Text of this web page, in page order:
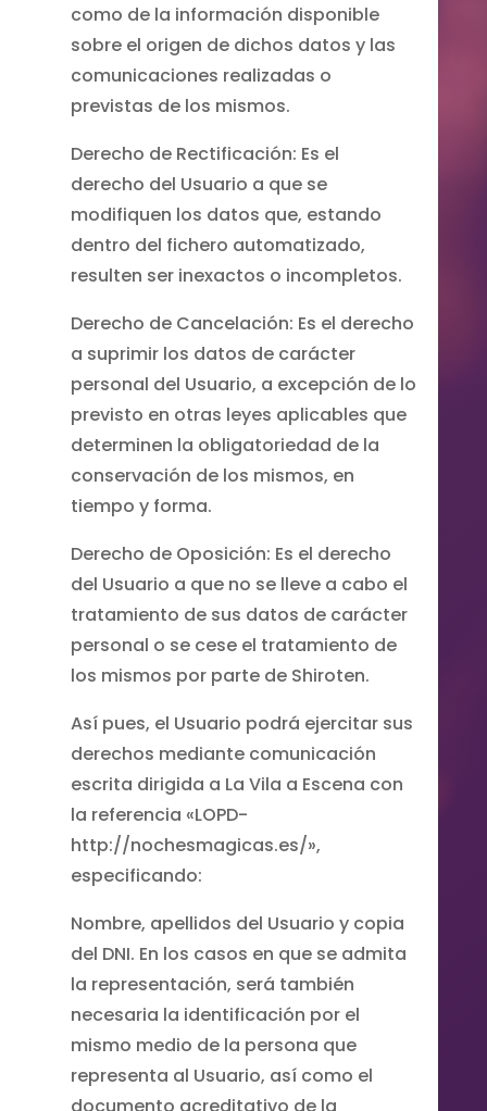
como de la información disponible
sobre el origen de dichos datos y las
comunicaciones realizadas o
previstas de los mismos.
Derecho de Rectificación: Es el
derecho del Usuario a que se
modifiquen los datos que, estando
dentro del fichero automatizado,
resulten ser inexactos o incompletos.
Derecho de Cancelación: Es el derecho
a suprimir los datos de carácter
personal del Usuario, a excepción de lo
previsto en otras leyes aplicables que
determinen la obligatoriedad de la
conservación de los mismos, en
tiempo y forma.
Derecho de Oposición: Es el derecho
del Usuario a que no se lleve a cabo el
tratamiento de sus datos de carácter
personal o se cese el tratamiento de
los mismos por parte de Shiroten.
Así pues, el Usuario podrá ejercitar sus
derechos mediante comunicación
escrita dirigida a La Vila a Escena con
la referencia «LOPD-
http://nochesmagicas.es/»,
especificando:
Nombre, apellidos del Usuario y copia
del DNI. En los casos en que se admita
la representación, será también
necesaria la identificación por el
mismo medio de la persona que
representa al Usuario, así como el
documento acreditativo de la